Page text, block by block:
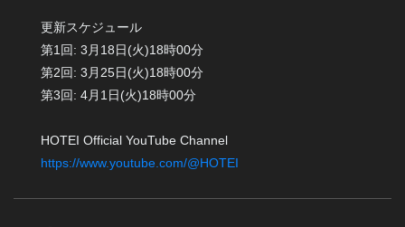
更新スケジュール
第1回: 3月18日(火)18時00分
第2回: 3月25日(火)18時00分
第3回: 4月1日(火)18時00分
HOTEI Official YouTube Channel
https://www.youtube.com/@HOTEI